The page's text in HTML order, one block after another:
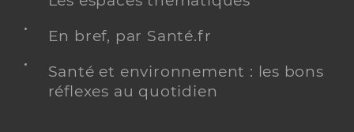
En bref, par Santé.fr
Santé et environnement : les bons
réflexes au quotidien